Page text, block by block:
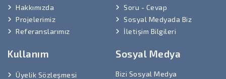
Hakkımızda
Projelerimiz
Referanslarımız
Soru - Cevap
Sosyal Medyada Biz
İletişim Bilgileri
Kullanım
Üyelik Sözleşmesi
Sosyal Medya
Bizi Sosyal Medya